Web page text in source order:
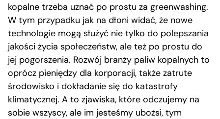
kopalne trzeba uznać po prostu za greenwashing.
W tym przypadku jak na dłoni widać, że nowe
technologie mogą służyć nie tylko do polepszania
jakości życia społeczeństw, ale też po prostu do
jej pogorszenia. Rozwój branży paliw kopalnych to
oprócz pieniędzy dla korporacji, także zatrute
środowisko i dokładanie się do katastrofy
klimatycznej. A to zjawiska, które odczujemy na
sobie wszyscy, ale im jesteśmy ubożsi, tym